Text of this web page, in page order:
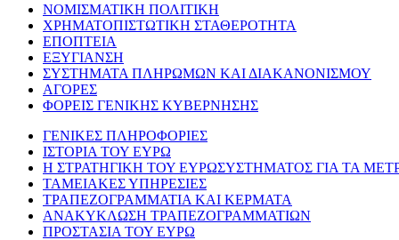
ΝΟΜΙΣΜΑΤΙΚΗ ΠΟΛΙΤΙΚΗ
ΧΡΗΜΑΤΟΠΙΣΤΩΤΙΚΗ ΣΤΑΘΕΡΟΤΗΤΑ
ΕΠΟΠΤΕΙΑ
ΕΞΥΓΙΑΝΣΗ
ΣΥΣΤΗΜΑΤΑ ΠΛΗΡΩΜΩΝ ΚΑΙ ΔΙΑΚΑΝΟΝΙΣΜΟΥ
ΑΓΟΡΕΣ
ΦΟΡΕΙΣ ΓΕΝΙΚΗΣ ΚΥΒΕΡΝΗΣΗΣ
ΓΕΝΙΚΕΣ ΠΛΗΡΟΦΟΡΙΕΣ
ΙΣΤΟΡΙΑ ΤΟΥ ΕΥΡΩ
Η ΣΤΡΑΤΗΓΙΚΗ ΤΟΥ ΕΥΡΩΣΥΣΤΗΜΑΤΟΣ ΓΙΑ ΤΑ
ΤΑΜΕΙΑΚΕΣ ΥΠΗΡΕΣΙΕΣ
ΤΡΑΠΕΖΟΓΡΑΜΜΑΤΙΑ ΚΑΙ ΚΕΡΜΑΤΑ
ΑΝΑΚΥΚΛΩΣΗ ΤΡΑΠΕΖΟΓΡΑΜΜΑΤΙΩΝ
ΠΡΟΣΤΑΣΙΑ ΤΟΥ ΕΥΡΩ